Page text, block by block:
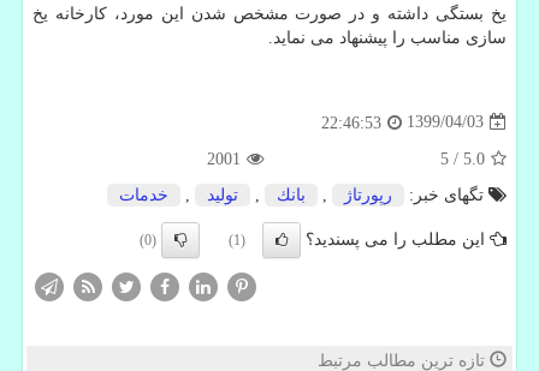
یخ بستگی داشته و در صورت مشخص شدن این مورد، کارخانه یخ
سازی مناسب را پیشنهاد می نماید.
1399/04/03
22:46:53
5.0
/
5
2001
تگهای خبر:
رپورتاژ بانك تولید خدمات
این مطلب را می پسندید؟ (1)
(0)
تازه ترین مطالب مرتبط